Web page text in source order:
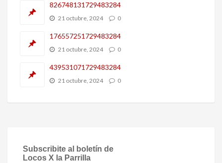
826748131729483284
21 octubre, 2024 0
176557251729483284
21 octubre, 2024 0
439531071729483284
21 octubre, 2024 0
Subscribite al boletín de
Locos X la Parrilla